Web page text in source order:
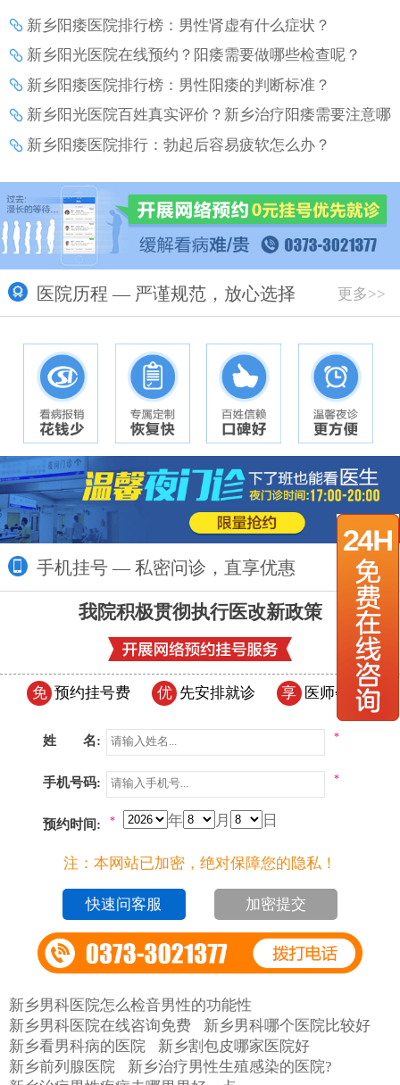
新乡阳痿医院排行榜：男性肾虚有什么症状？
新乡阳光医院在线预约？阳痿需要做哪些检查呢？
新乡阳痿医院排行榜：男性阳痿的判断标准？
新乡阳光医院百姓真实评价？新乡治疗阳痿需要注意哪
些事项？
新乡阳痿医院排行：勃起后容易疲软怎么办？
医院历程 — 严谨规范，放心选择 更多>>
手机挂号 — 私密问诊，直享优惠 更多>>
我院积极贯彻执行医改新政策
免 预约挂号费 优 先安排就诊 享 医师会诊
姓 名: *
手机号码: *
预约时间: 年 月 日
*
注：本网站已加密，绝对保障您的隐私！
加密提交
新乡男科医院怎么检音男性的功能性
新乡男科医院在线咨询免费
新乡男科哪个医院比较好
新乡看男科病的医院
新乡割包皮哪家医院好
新乡前列腺医院
新乡治疗男性生殖感染的医院?